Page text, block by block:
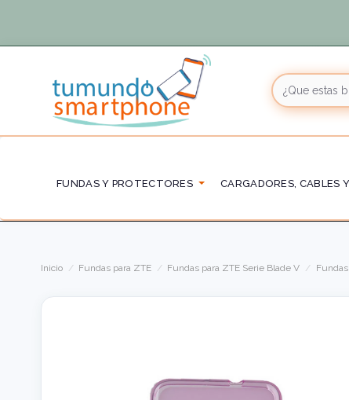
FUNDAS Y PROTECTORES CARGADORES, CABLES
Inicio Fundas para ZTE Fundas para ZTE Serie Blade V